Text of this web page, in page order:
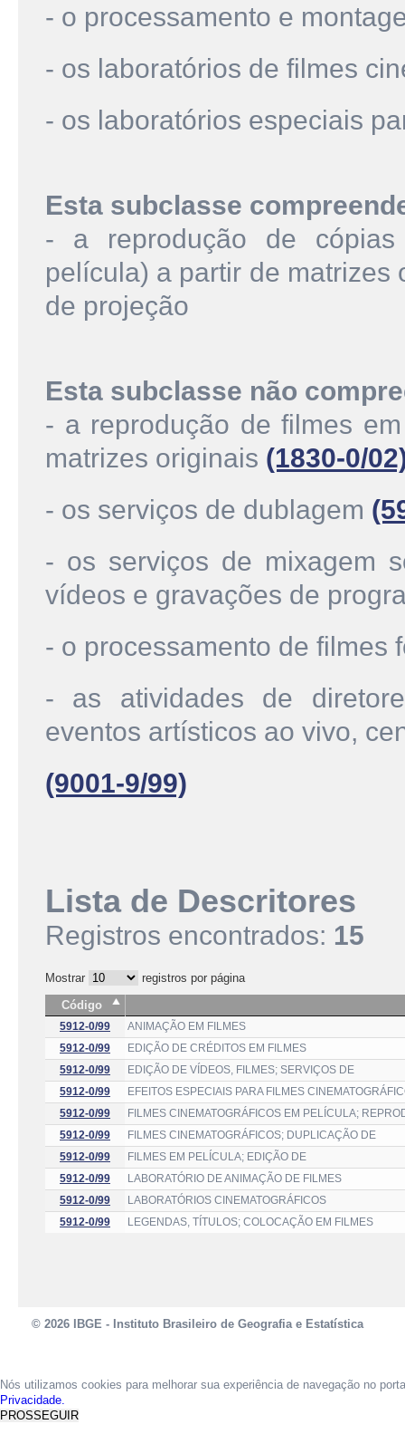
- o processamento e
- os laboratórios de filmes
- os laboratórios especiais
Esta subclasse
- a reprodução de cópias
película) a partir de
de projeção
Esta subclasse não
- a reprodução de filmes
matrizes originais (1830-0/
- os serviços de dublagem
- os serviços de mixagem
vídeos e gravações de
- o processamento de filmes
- as atividades de
eventos artísticos ao vivo,
(9001-9/99)
Lista de Descritores
Registros encontrados: 15
Mostrar
registros por página
Código
5912-0/99
ANIMAÇÃO EM FILMES
5912-0/99
EDIÇÃO DE CRÉDITOS EM FILMES
5912-0/99
EDIÇÃO DE VÍDEOS, FILMES; SERVIÇOS DE
5912-0/99
EFEITOS ESPECIAIS PARA FILMES
5912-0/99
FILMES CINEMATOGRÁFICOS EM PELÍCULA;
5912-0/99
FILMES CINEMATOGRÁFICOS; DUPLICAÇÃO DE
5912-0/99
FILMES EM PELÍCULA; EDIÇÃO DE
5912-0/99
LABORATÓRIO DE ANIMAÇÃO DE FILMES
5912-0/99
LABORATÓRIOS CINEMATOGRÁFICOS
5912-0/99
LEGENDAS, TÍTULOS; COLOCAÇÃO EM FILMES
© 2026 IBGE - Instituto Brasileiro de Geografia e Estatística
Nós utilizamos cookies para melhorar sua experiência de navegação no
Privacidade.
PROSSEGUIR